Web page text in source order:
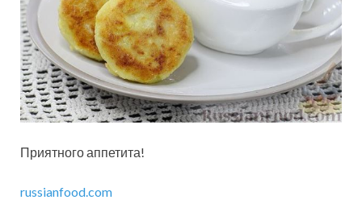
Приятного аппетита!
russianfood.com